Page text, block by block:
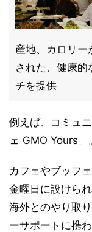
産地、カロリー
された、健康的
チを提供
例えば、コミュ
ェ GMO Yours」。
カフェやブッフ
金曜日に設けら
海外とのやり取
ーサポートに携